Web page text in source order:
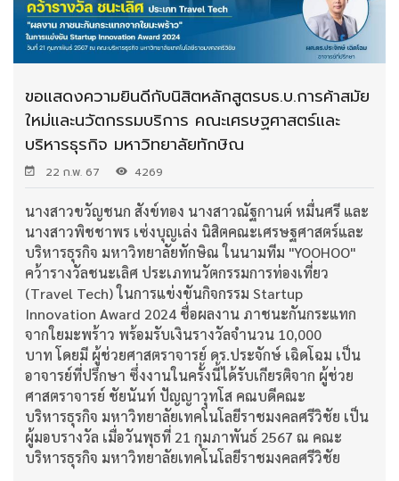
ขอแสดงความยินดีกับนิสิตหลักสูตรบธ.บ.การค้าสมัย
ใหม่และนวัตกรรมบริการ คณะเศรษฐศาสตร์และ
บริหารธุรกิจ มหาวิทยาลัยทักษิณ
22 ก.พ. 67 4269
นางสาวขวัญชนก สังข์ทอง นางสาวณัฐกานต์ หมื่นศรี และ
นางสาวพิชชาพร เซ่งบุญเล่ง นิสิตคณะเศรษฐศาสตร์และ
บริหารธุรกิจ มหาวิทยาลัยทักษิณ ในนามทีม "YOOHOO"
คว้ารางวัลชนะเลิศ ประเภทนวัตกรรมการท่องเที่ยว
(Travel Tech) ในการแข่งขันกิจกรรม Startup
Innovation Award 2024 ชื่อผลงาน ภาชนะกันกระแทก
จากใยมะพร้าว พร้อมรับเงินรางวัลจำนวน 10,000
บาท โดยมี ผู้ช่วยศาสตราจารย์ ดร.ประจักษ์ เฉิดโฉม เป็น
อาจารย์ที่ปรึกษา ซึ่งงานในครั้งนี้ได้รับเกียรติจาก ผู้ช่วย
ศาสตราจารย์ ชัยนันท์ ปัญญาวุทโส คณบดีคณะ
บริหารธุรกิจ มหาวิทยาลัยเทคโนโลยีราชมงคลศรีวิชัย เป็น
ผู้มอบรางวัล เมื่อวันพุธที่ 21 กุมภาพันธ์ 2567 ณ คณะ
บริหารธุรกิจ มหาวิทยาลัยเทคโนโลยีราชมงคลศรีวิชัย